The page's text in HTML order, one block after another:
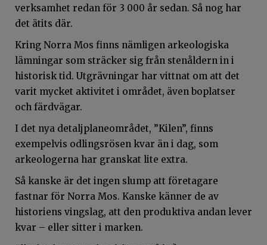
verksamhet redan för 3 000 år sedan. Så nog har
det ätits där.
Kring Norra Mos finns nämligen arkeologiska
lämningar som sträcker sig från stenåldern in i
historisk tid. Utgrävningar har vittnat om att det
varit mycket aktivitet i området, även boplatser
och färdvägar.
I det nya detaljplaneområdet, ”Kilen”, finns
exempelvis odlingsrösen kvar än i dag, som
arkeologerna har granskat lite extra.
Så kanske är det ingen slump att företagare
fastnar för Norra Mos. Kanske känner de av
historiens vingslag, att den produktiva andan lever
kvar – eller sitter i marken.